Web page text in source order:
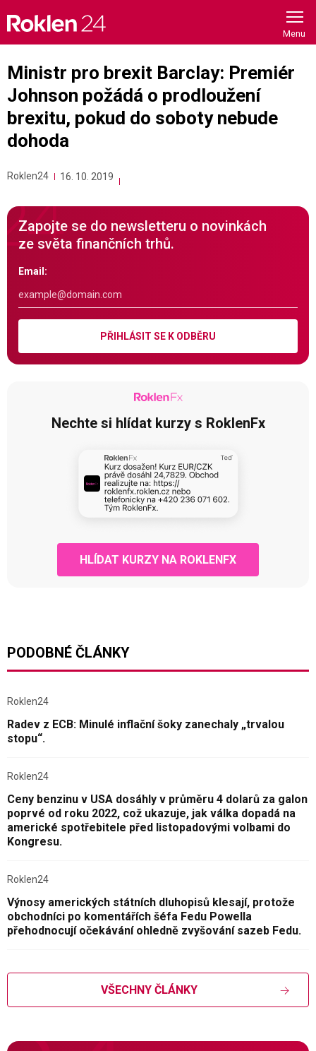
content
Ministr pro brexit Barclay: Premiér
Johnson požádá o prodloužení
brexitu, pokud do soboty nebude
dohoda
Roklen24 16. 10. 2019
Zapojte se do newsletteru o novinkách
ze světa finančních trhů.
Email:
PŘIHLÁSIT SE K ODBĚRU
Nechte si hlídat kurzy s RoklenFx
HLÍDAT KURZY NA ROKLENFX
PODOBNÉ ČLÁNKY
Roklen24
Radev z ECB: Minulé inflační šoky zanechaly „trvalou
stopu“.
Roklen24
Ceny benzinu v USA dosáhly v průměru 4 dolarů za galon
poprvé od roku 2022, což ukazuje, jak válka dopadá na
americké spotřebitele před listopadovými volbami do
Kongresu.
Roklen24
Výnosy amerických státních dluhopisů klesají, protože
obchodníci po komentářích šéfa Fedu Powella
přehodnocují očekávání ohledně zvyšování sazeb Fedu.
VŠECHNY ČLÁNKY